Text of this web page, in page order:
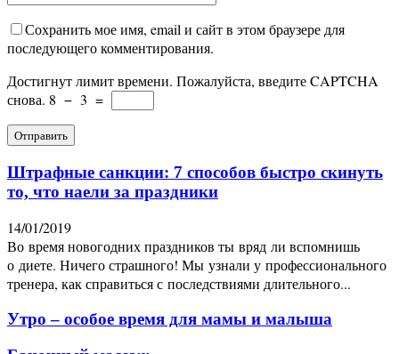
Сохранить мое имя, email и сайт в этом браузере для
последующего комментирования.
Достигнут лимит времени. Пожалуйста, введите CAPTCHA
снова. 8 − 3 =
Штрафные санкции: 7 способов быстро скинуть
то, что наели за праздники
14/01/2019
Во время новогодних праздников ты вряд ли вспомнишь
о диете. Ничего страшного! Мы узнали у профессионального
тренера, как справиться с последствиями длительного...
Утро – особое время для мамы и малыша